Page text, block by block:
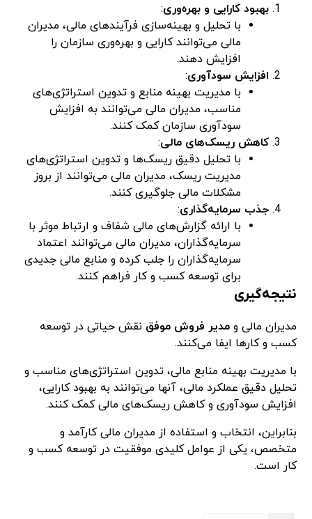
بهبود کارایی و بهره‌وری:
با تحلیل و بهینه‌سازی فرآیندهای مالی، مدیران
مالی می‌توانند کارایی و بهره‌وری سازمان را
افزایش دهند.
افزایش سودآوری:
با مدیریت بهینه منابع و تدوین استراتژی‌های
مناسب، مدیران مالی می‌توانند به افزایش
سودآوری سازمان کمک کنند.
کاهش ریسک‌های مالی:
با تحلیل دقیق ریسک‌ها و تدوین استراتژی‌های
مدیریت ریسک، مدیران مالی می‌توانند از بروز
مشکلات مالی جلوگیری کنند.
جذب سرمایه‌گذاری:
با ارائه گزارش‌های مالی شفاف و ارتباط موثر با
سرمایه‌گذاران، مدیران مالی می‌توانند اعتماد
سرمایه‌گذاران را جلب کرده و منابع مالی جدیدی
برای توسعه کسب و کار فراهم کنند.
نتیجه‌گیری
مدیران مالی ومدیر فروش موفق نقش حیاتی در توسعه
کسب و کارها ایفا می‌کنند.
با مدیریت بهینه منابع مالی، تدوین استراتژی‌های مناسب و
تحلیل دقیق عملکرد مالی، آنها می‌توانند به بهبود کارایی،
افزایش سودآوری و کاهش ریسک‌های مالی کمک کنند.
بنابراین، انتخاب و استفاده از مدیران مالی کارآمد و
متخصص، یکی از عوامل کلیدی موفقیت در توسعه کسب و
کار است.